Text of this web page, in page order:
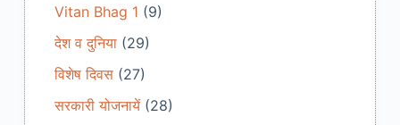
Vitan Bhag 1 (9)
देश व दुनिया(29)
विशेष दिवस(27)
सरकारी योजनायें(28)